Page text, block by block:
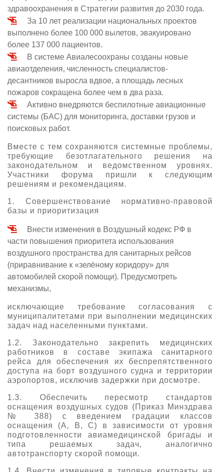
здравоохранения в Стратегии развития до 2030 года.
За 10 лет реализации национальных проектов
выполнено более 100 000 вылетов, эвакуировано
более 137 000 пациентов.
В системе Авиалесоохраны созданы новые
авиаотделения, численность специалистов-
десантников выросла вдвое, а площадь лесных
пожаров сокращена более чем в два раза.
Активно внедряются беспилотные авиационные
системы (БАС) для мониторинга, доставки грузов и
поисковых работ.
Вместе с тем сохраняются системные проблемы,
требующие безотлагательного решения на
законодательном и ведомственном уровнях.
Участники форума пришли к следующим
решениям и рекомендациям.
1. Совершенствование нормативно-правовой
базы и приоритизация
Внести изменения в Воздушный кодекс РФ в
части повышения приоритета использования
воздушного пространства для санитарных рейсов
(приравнивание к «зелёному коридору» для
автомобилей скорой помощи). Предусмотреть
механизмы,
исключающие требование согласования с
муниципалитетами при выполнении медицинских
задач над населенными пунктами.
1.2. Законодательно закрепить медицинских
работников в составе экипажа санитарного
рейса для обеспечения их беспрепятственного
доступа на борт воздушного судна и территории
аэропортов, исключив задержки при досмотре.
1.3. Обеспечить пересмотр стандартов
оснащения воздушных судов (Приказ Минздрава
№ 388) с введением градации классов
оснащения (A, B, C) в зависимости от уровня
подготовленности авиамедицинской бригады и
типа решаемых задач, аналогично
автотранспорту скорой помощи.